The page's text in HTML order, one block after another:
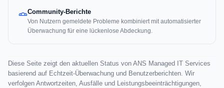
Community-Berichte
Von Nutzern gemeldete Probleme kombiniert mit automatisierter
Überwachung für eine lückenlose Abdeckung.
Diese Seite zeigt den aktuellen Status von ANS Managed IT Services
basierend auf Echtzeit-Überwachung und Benutzerberichten. Wir
verfolgen Antwortzeiten, Ausfälle und Leistungsbeeinträchtigungen,